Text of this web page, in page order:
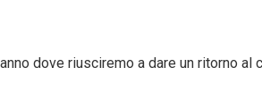
dove riusciremo a dare un ritorno al